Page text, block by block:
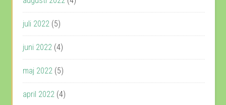
juli 2022 (5)
juni 2022 (4)
maj 2022 (5)
april 2022 (4)